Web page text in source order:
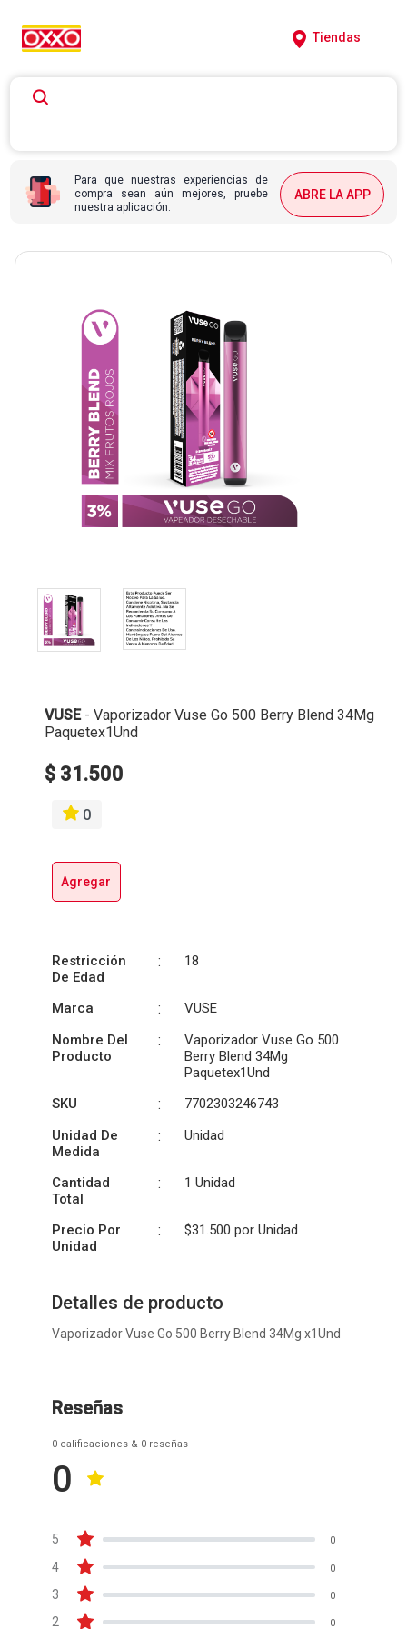
Tiendas
Para que nuestras experiencias de
compra sean aún mejores, pruebe
nuestra aplicación.
ABRE LA APP
VUSE- Vaporizador Vuse Go 500 Berry Blend 34Mg
Paquetex1Und
$ 31.500
0
Agregar
Restricción
De Edad
: 18
Marca :
VUSE
Nombre Del
Producto
:
Vaporizador Vuse Go 500
Berry Blend 34Mg
Paquetex1Und
SKU
:
7702303246743
Unidad De
Medida
: Unidad
Cantidad
Total
: 1 Unidad
Precio Por
Unidad
: $31.500 por Unidad
Detalles de producto
Vaporizador Vuse Go 500 Berry Blend 34Mg x1Und
Reseñas
0 calificaciones & 0 reseñas
0
5 0
4 0
3 0
2 0